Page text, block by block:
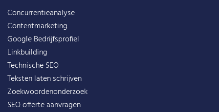
Concurrentieanalyse
Contentmarketing
Google Bedrijfsprofiel
Linkbuilding
Technische SEO
Teksten laten schrijven
Zoekwoordenonderzoek
SEO offerte aanvragen